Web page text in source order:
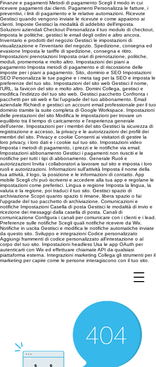
Finanze e pagamenti Metodi di pagamento Scegli il modo in cui
ricevere pagamenti dai clienti. Pagamenti Personalizza le fatture, i
preventivi, i link di pagamento e le relative automazioni. Ricevute
Gestisci quando vengono inviate le ricevute e come appaiono ai
clienti. Imposte Gestisci la modalità di addebito dell'imposta.
Soluzioni aziendali Checkout Personalizza il tuo modulo di checkout,
imposta le politiche, gestisci le email degli ordini e altro ancora.
Inventario e prodotti del negozio Gestisci le impostazioni di
visualizzazione e l'inventario del negozio. Spedizione, consegna ed
evasione Imposta le tariffe di spedizione, consegna e ritiro.
Impostazioni prenotazioni Imposta orari di prenotazione, politiche,
moduli, promemoria e molto altro. Impostazioni dei piani a
pagamento Imposta metodi di pagamento e di riscossione delle
imposte per i piani a pagamento. Sito, dominio e SEO Impostazioni
SEO Personalizza le tue pagine e i meta tag per la SEO e imposta le
preferenze del tuo sito. Impostazioni del sito web Gestisci il nome,
l'URL, la favicon del sito e molto altro. Domini Collega, gestisci e
modifica l'indirizzo del tuo sito web. Gestisci pacchetto Confronta i
pacchetti per siti web e fai l'upgrade del tuo abbonamento. Email
aziendale Richiedi e gestisci un account email professionale per il tuo
dominio tramite la suite completa di Google Workspace. Impostazioni
delle prestazioni del sito Modifica le impostazioni per trovare un
equilibrio tra il tempo di caricamento e l'esperienza generale
dell'utente. Impostazioni per i membri del sito Gestisci la sicurezza di
registrazione e accesso, la privacy e le autorizzazioni dei profili dei
membri del sito. Privacy e cookie Consenti ai visitatori di gestire la
loro privacy, i loro dati e i cookie sul tuo sito. Impostazioni video
Imposta i metodi di pagamento, i prezzi e le notifiche via email.
Impostazioni abbonamento Gestisci i pagamenti non riusciti e le
notifiche per tutti i tipi di abbonamento. Generale Ruoli e
autorizzazioni Invita i collaboratori a lavorare sul sito e imposta i loro
ruoli e autorizzazioni. Informazioni sull'attività Imposta il nome della
tua attività, il logo, la posizione e le informazioni di contatto. App
mobile Scegli chi può iscriversi e accedere alla tua app e regolane le
impostazioni come preferisci. Lingua e regione Imposta la lingua, la
valuta e la regione, poi traduci il tuo sito. Gestisci spazio di
archiviazione Scopri quanto spazio ti rimane, libera spazio o fai
l'upgrade del tuo pacchetto di archiviazione. Comunicazioni e
notifiche Impostazioni Casella di posta Gestisci le modalità di invio e
ricezione dei messaggi dalla casella di posta. Canali di
comunicazione Configura i canali per comunicare con i clienti e i lead.
Preferenze sulle notifiche Scegli quali notifiche ricevere da Wix.
Notifiche in uscita Gestisci e modifica le notifiche automatiche inviate
da questo sito. Sviluppo e integrazioni Codice personalizzato
Aggiungi frammenti di codice personalizzato all'intestazione o al
corpo del tuo sito. Impostazioni headless Usa le app OAuth per
autenticarti con Wix ed effettuare chiamate API da qualsiasi
piattaforma esterna. Integrazioni marketing Collega gli strumenti per il
marketing per capire come le persone interagiscono con il tuo sito.